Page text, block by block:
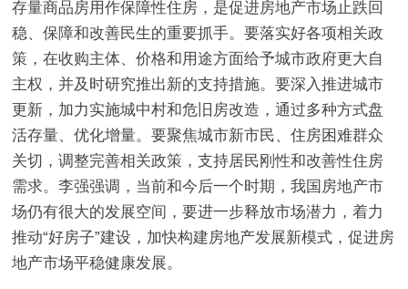
存量商品房用作保障性住房，是促进房地产市场止跌回
稳、保障和改善民生的重要抓手。要落实好各项相关政
策，在收购主体、价格和用途方面给予城市政府更大自
主权，并及时研究推出新的支持措施。要深入推进城市
更新，加力实施城中村和危旧房改造，通过多种方式盘
活存量、优化增量。要聚焦城市新市民、住房困难群众
关切，调整完善相关政策，支持居民刚性和改善性住房
需求。李强强调，当前和今后一个时期，我国房地产市
场仍有很大的发展空间，要进一步释放市场潜力，着力
推动“好房子”建设，加快构建房地产发展新模式，促进房
地产市场平稳健康发展。